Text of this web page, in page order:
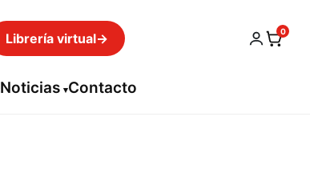
Librería virtual→ 0
Noticias Contacto